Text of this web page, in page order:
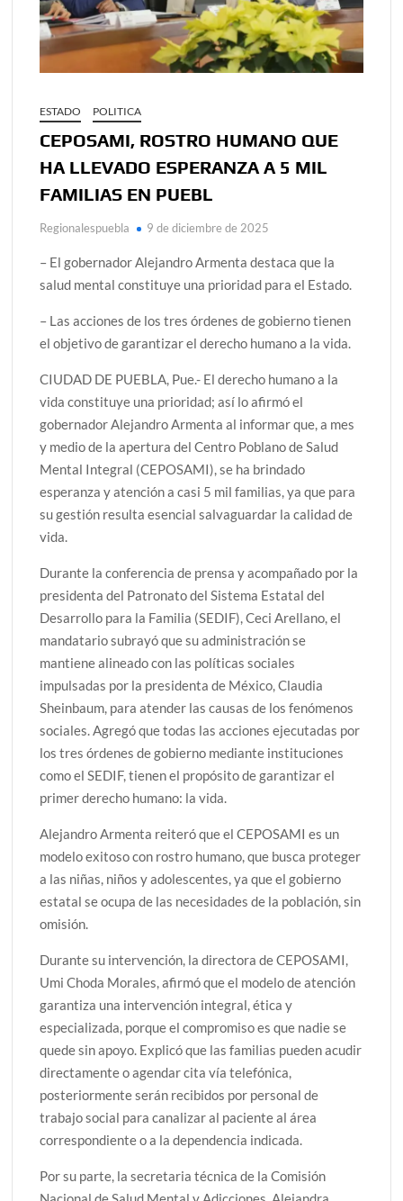
ESTADO POLITICA
CEPOSAMI, ROSTRO HUMANO QUE
HA LLEVADO ESPERANZA A 5 MIL
FAMILIAS EN PUEBL
Regionalespuebla 9 de diciembre de 2025
– El gobernador Alejandro Armenta destaca que la
salud mental constituye una prioridad para el Estado.
– Las acciones de los tres órdenes de gobierno tienen
el objetivo de garantizar el derecho humano a la vida.
CIUDAD DE PUEBLA, Pue.- El derecho humano a la
vida constituye una prioridad; así lo afirmó el
gobernador Alejandro Armenta al informar que, a mes
y medio de la apertura del Centro Poblano de Salud
Mental Integral (CEPOSAMI), se ha brindado
esperanza y atención a casi 5 mil familias, ya que para
su gestión resulta esencial salvaguardar la calidad de
vida.
Durante la conferencia de prensa y acompañado por la
presidenta del Patronato del Sistema Estatal del
Desarrollo para la Familia (SEDIF), Ceci Arellano, el
mandatario subrayó que su administración se
mantiene alineado con las políticas sociales
impulsadas por la presidenta de México, Claudia
Sheinbaum, para atender las causas de los fenómenos
sociales. Agregó que todas las acciones ejecutadas por
los tres órdenes de gobierno mediante instituciones
como el SEDIF, tienen el propósito de garantizar el
primer derecho humano: la vida.
Alejandro Armenta reiteró que el CEPOSAMI es un
modelo exitoso con rostro humano, que busca proteger
a las niñas, niños y adolescentes, ya que el gobierno
estatal se ocupa de las necesidades de la población, sin
omisión.
Durante su intervención, la directora de CEPOSAMI,
Umi Choda Morales, afirmó que el modelo de atención
garantiza una intervención integral, ética y
especializada, porque el compromiso es que nadie se
quede sin apoyo. Explicó que las familias pueden acudir
directamente o agendar cita vía telefónica,
posteriormente serán recibidos por personal de
trabajo social para canalizar al paciente al área
correspondiente o a la dependencia indicada.
Por su parte, la secretaria técnica de la Comisión